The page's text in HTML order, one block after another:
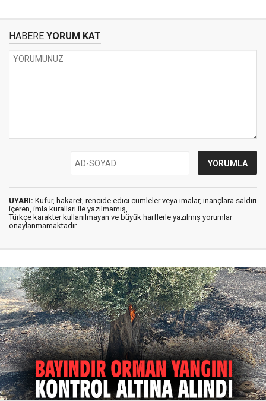
HABERE YORUM KAT
UYARI: Küfür, hakaret, rencide edici cümleler veya imalar, inançlara saldırı
içeren, imla kuralları ile yazılmamış,
Türkçe karakter kullanılmayan ve büyük harflerle yazılmış yorumlar
onaylanmamaktadır.